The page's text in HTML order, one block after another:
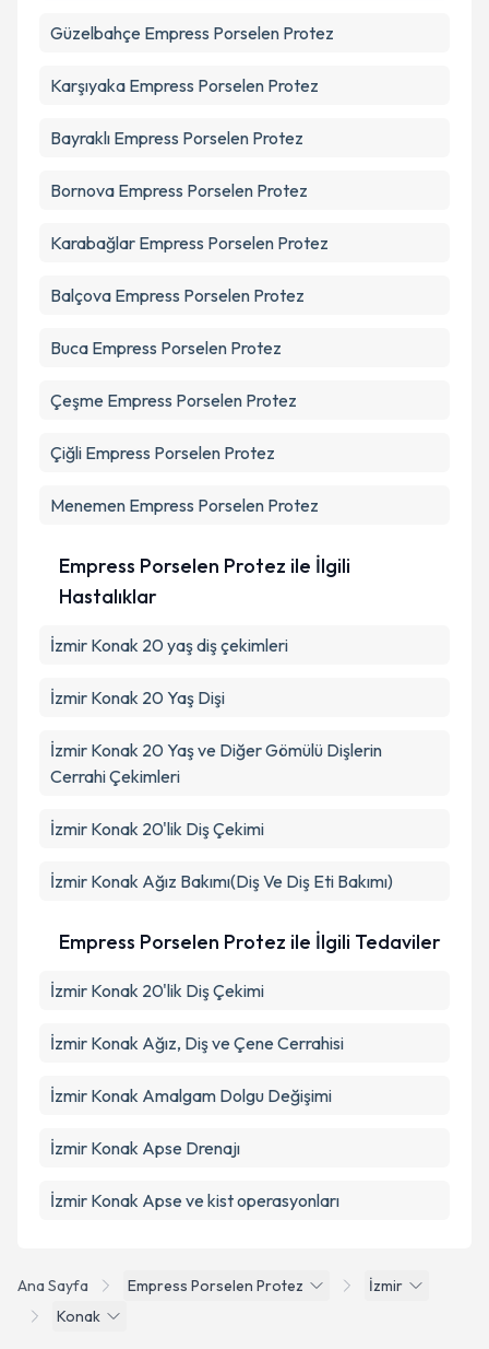
Ana Sayfa Empress Porselen Protez
İzmir
Konak
Güzelbahçe Empress Porselen Protez
Karşıyaka Empress Porselen Protez
Bayraklı Empress Porselen Protez
Bornova Empress Porselen Protez
Karabağlar Empress Porselen Protez
Balçova Empress Porselen Protez
Buca Empress Porselen Protez
Çeşme Empress Porselen Protez
Çiğli Empress Porselen Protez
Menemen Empress Porselen Protez
Empress Porselen Protez ile İlgili
Hastalıklar
İzmir Konak 20 yaş diş çekimleri
İzmir Konak 20 Yaş Dişi
İzmir Konak 20 Yaş ve Diğer Gömülü Dişlerin
Cerrahi Çekimleri
İzmir Konak 20'lik Diş Çekimi
İzmir Konak Ağız Bakımı(Diş Ve Diş Eti Bakımı)
Empress Porselen Protez ile İlgili Tedaviler
İzmir Konak 20'lik Diş Çekimi
İzmir Konak Ağız, Diş ve Çene Cerrahisi
İzmir Konak Amalgam Dolgu Değişimi
İzmir Konak Apse Drenajı
İzmir Konak Apse ve kist operasyonları